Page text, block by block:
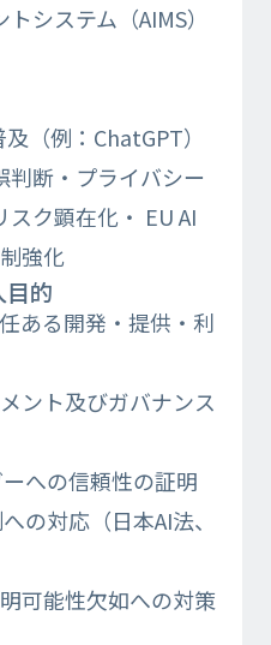
システム（AIMS）
（例：ChatGPT）​
判断・プライバシー
ク顕在化・ EU AI
強化​
目的
ある開発・提供・利
ント及びガバナンス
への信頼性の証明
の対応（日本AI法、
可能性欠如への対策